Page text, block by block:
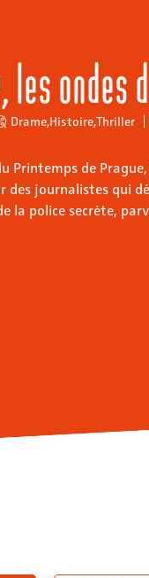
les ondes
Drame,Histoire,Thriller
Printemps de
journalistes qui
la police secrète,